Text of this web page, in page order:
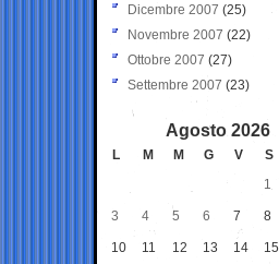
Dicembre 2007 (25)
Novembre 2007 (22)
Ottobre 2007 (27)
Settembre 2007 (23)
Agosto 2026
L M M G V S
1
3 4 5 6 7 8
10 11 12 13 14 15